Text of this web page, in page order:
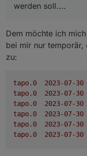
"Dienste"
"Dienste von
werden soll....
Dem möchte ich
bei mir nur temporär,
zu:
tapo.0
tapo.0
tapo.0
tapo.0
tapo.0
tapo.0